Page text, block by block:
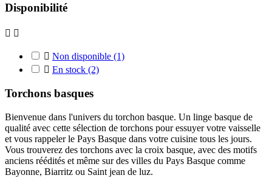
Disponibilité
 
 Non disponible (1)
 En stock (2)
Torchons basques
Bienvenue dans l'univers du torchon basque. Un linge basque de
qualité avec cette sélection de torchons pour essuyer votre vaisselle
et vous rappeler le Pays Basque dans votre cuisine tous les jours.
Vous trouverez des torchons avec la croix basque, avec des motifs
anciens réédités et même sur des villes du Pays Basque comme
Bayonne, Biarritz ou Saint jean de luz.